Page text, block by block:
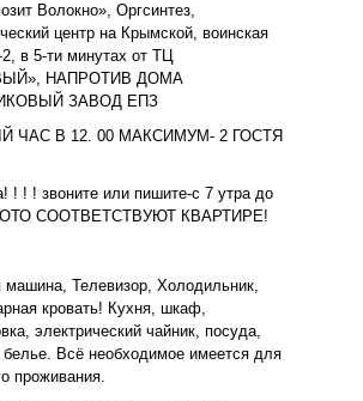
Волокно», Оргсинтез,
центр на Крымской, воинская
в 5-ти минутах oт TЦ
НАПРОТИВ ДОМА
ЗАВОД ЕПЗ
ЧАС В 12. 00 МАКСИМУМ- 2 ГОСТЯ
! ! ! звоните или пишите-с 7 утра до
СООТВЕТСТВУЮТ КВАРТИРЕ!
машина, Телевизор, Холодильник,
кровать! Кухня, шкаф,
электрический чайник, посуда,
белье. Всё необходимое имеется для
проживания.